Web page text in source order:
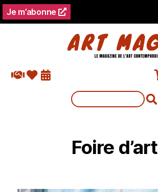
Je m’abonne
Foire d’art